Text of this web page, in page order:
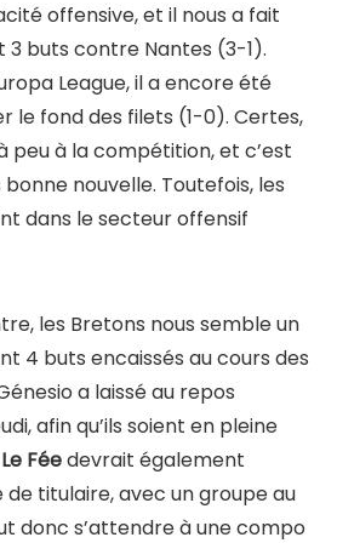
offensive, et il nous a fait
buts contre Nantes (3-1).
League, il a encore été
le fond des filets (1-0). Certes,
peu à la compétition, et c’est
nouvelle. Toutefois, les
dans le secteur offensif
les Bretons nous semble un
4 buts encaissés au cours des
a laissé au repos
afin qu’ils soient en pleine
Le Féedevrait également
titulaire, avec un groupe au
donc s’attendre à une compo